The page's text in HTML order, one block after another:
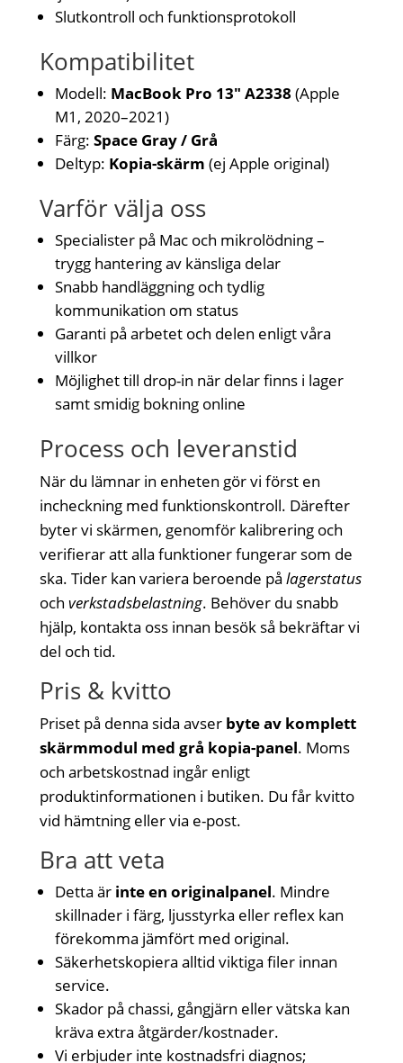
Slutkontroll och funktionsprotokoll
Kompatibilitet
Modell: MacBook Pro 13" A2338 (Apple
M1, 2020–2021)
Färg:Space Gray / Grå
Deltyp: Kopia-skärm (ej Apple original)
Varför välja oss
Specialister på Mac och mikrolödning –
trygg hantering av känsliga delar
Snabb handläggning och tydlig
kommunikation om status
Garanti på arbetet och delen enligt våra
villkor
Möjlighet till drop-in när delar finns i lager
samt smidig bokning online
Process och leveranstid
När du lämnar in enheten gör vi först en
incheckning med funktionskontroll. Därefter
byter vi skärmen, genomför kalibrering och
verifierar att alla funktioner fungerar som de
ska. Tider kan variera beroende pålagerstatus
ochverkstadsbelastning. Behöver du snabb
hjälp, kontakta oss innan besök så bekräftar vi
del och tid.
Pris & kvitto
Priset på denna sida avser byte av komplett
skärmmodul med grå kopia-panel. Moms
och arbetskostnad ingår enligt
produktinformationen i butiken. Du får kvitto
vid hämtning eller via e-post.
Bra att veta
Detta är inte en originalpanel. Mindre
skillnader i färg, ljusstyrka eller reflex kan
förekomma jämfört med original.
Säkerhetskopiera alltid viktiga filer innan
service.
Skador på chassi, gångjärn eller vätska kan
kräva extra åtgärder/kostnader.
Vi erbjuder inte kostnadsfri diagnos;